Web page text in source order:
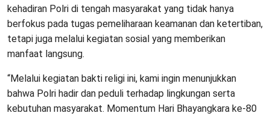
kehadiran Polri di tengah masyarakat yang tidak hanya
berfokus pada tugas pemeliharaan keamanan dan ketertiban,
tetapi juga melalui kegiatan sosial yang memberikan
manfaat langsung.
“Melalui kegiatan bakti religi ini, kami ingin menunjukkan
bahwa Polri hadir dan peduli terhadap lingkungan serta
kebutuhan masyarakat. Momentum Hari Bhayangkara ke-80